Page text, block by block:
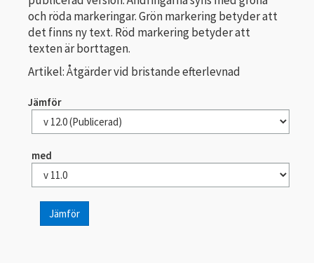
och röda markeringar. Grön markering betyder att
det finns ny text. Röd markering betyder att
texten är borttagen.
Artikel: Åtgärder vid bristande efterlevnad
Jämför
med
Jämför